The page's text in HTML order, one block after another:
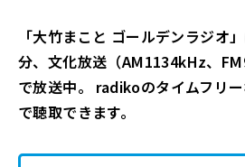
「大竹まこと ゴールデンラジオ
分、文化放送（AM1134kHz、
で放送中。 radikoのタイムフリ
で聴取できます。